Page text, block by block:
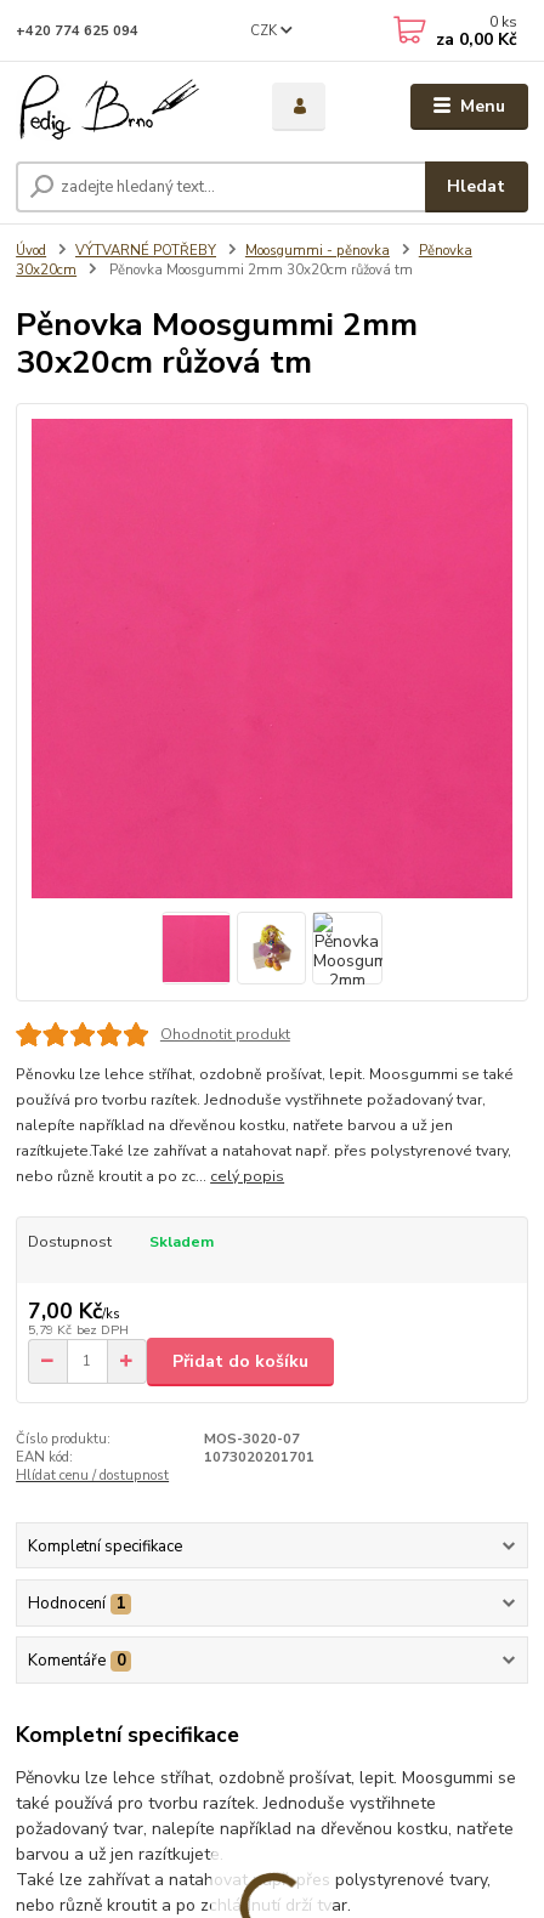
Menu
CZK
Hledat
+420 774 625 094 0 ks
za 0,00 Kč
Úvod VÝTVARNÉ POTŘEBY Moosgummi - pěnovka
Pěnovka
30x20cm
Pěnovka Moosgummi 2mm 30x20cm růžová tm
Pěnovka Moosgummi 2mm
30x20cm růžová tm
Ohodnotit produkt
Pěnovku lze lehce stříhat, ozdobně prošívat, lepit. Moosgummi se také
používá pro tvorbu razítek. Jednoduše vystřihnete požadovaný tvar,
nalepíte například na dřevěnou kostku, natřete barvou a už jen
razítkujete.Také lze zahřívat a natahovat např. přes polystyrenové tvary,
nebo různě kroutit a po zc... celý popis
Dostupnost Skladem
7,00 Kč/ks
5,79 Kč bez DPH
Přidat do košíku
Číslo produktu:
MOS-3020-07
EAN kód:
1073020201701
Hlídat cenu / dostupnost
Kompletní specifikace
Hodnocení 1
Komentáře 0
Kompletní specifikace
Pěnovku lze lehce stříhat, ozdobně prošívat, lepit. Moosgummi se
také používá pro tvorbu razítek. Jednoduše vystřihnete
požadovaný tvar, nalepíte například na dřevěnou kostku, natřete
barvou a už jen razítkujete.
Také lze zahřívat a natahovat např. přes polystyrenové tvary,
nebo různě kroutit a po zchládnutí drží tvar.